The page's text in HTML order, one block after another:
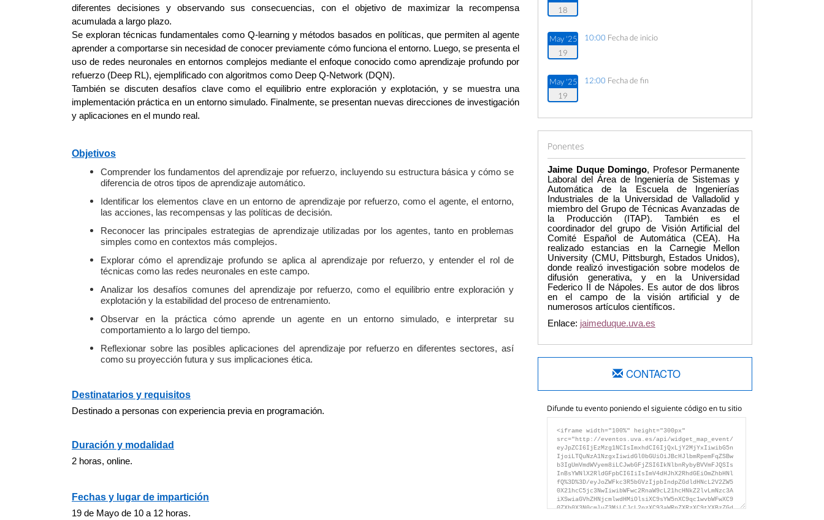
diferentes decisiones y observando sus consecuencias, con el objetivo de maximizar la recompensa
acumulada a largo plazo.
Se exploran técnicas fundamentales como Q-learning y métodos basados en políticas, que permiten al agente
aprender a comportarse sin necesidad de conocer previamente cómo funciona el entorno. Luego, se presenta el
uso de redes neuronales en entornos complejos mediante el enfoque conocido como aprendizaje profundo por
refuerzo (Deep RL), ejemplificado con algoritmos como Deep Q-Network (DQN).
También se discuten desafíos clave como el equilibrio entre exploración y explotación, y se muestra una
implementación práctica en un entorno simulado. Finalmente, se presentan nuevas direcciones de investigación
y aplicaciones en el mundo real.
Objetivos
Comprender los fundamentos del aprendizaje por refuerzo, incluyendo su estructura básica y cómo se
diferencia de otros tipos de aprendizaje automático.
Identificar los elementos clave en un entorno de aprendizaje por refuerzo, como el agente, el entorno,
las acciones, las recompensas y las políticas de decisión.
Reconocer las principales estrategias de aprendizaje utilizadas por los agentes, tanto en problemas
simples como en contextos más complejos.
Explorar cómo el aprendizaje profundo se aplica al aprendizaje por refuerzo, y entender el rol de
técnicas como las redes neuronales en este campo.
Analizar los desafíos comunes del aprendizaje por refuerzo, como el equilibrio entre exploración y
explotación y la estabilidad del proceso de entrenamiento.
Observar en la práctica cómo aprende un agente en un entorno simulado, e interpretar su
comportamiento a lo largo del tiempo.
Reflexionar sobre las posibles aplicaciones del aprendizaje por refuerzo en diferentes sectores, así
como su proyección futura y sus implicaciones ética.
Destinatarios y requisitos
Destinado a personas con experiencia previa en programación.
Duración y modalidad
2 horas, online.
Fechas y lugar de impartición
19 de Mayo de 10 a 12 horas.
18
May '25
19
10:00 Fecha de inicio
May '25
19
12:00 Fecha de fin
Ponentes
Jaime Duque Domingo, Profesor Permanente
Laboral del Área de Ingeniería de Sistemas y
Automática de la Escuela de Ingenierías
Industriales de la Universidad de Valladolid y
miembro del Grupo de Técnicas Avanzadas de
la Producción (ITAP). También es el
coordinador del grupo de Visión Artificial del
Comité Español de Automática (CEA). Ha
realizado estancias en la Carnegie Mellon
University (CMU, Pittsburgh, Estados Unidos),
donde realizó investigación sobre modelos de
difusión generativa, y en la Universidad
Federico II de Nápoles. Es autor de dos libros
en el campo de la visión artificial y de
numerosos artículos científicos.
Enlace: jaimeduque.uva.es
CONTACTO
Difunde tu evento poniendo el siguiente código en tu sitio